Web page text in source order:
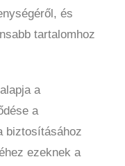
és
tartalomhoz
a
a
biztosításához
ezeknek a